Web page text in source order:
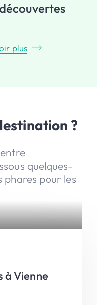
plus
?
quelques-
phares pour les
à Vienne